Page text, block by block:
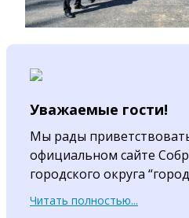
Уважаемые гости!
Мы рады
официальном сайте
городского округа
Читать полностью...